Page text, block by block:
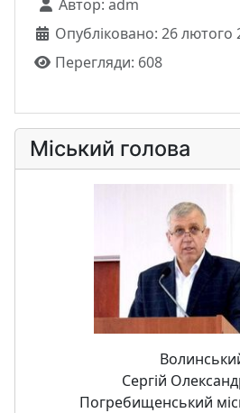
Автор: adm
Опубліковано: 26 лютого
Перегляди: 608
Міський голова
Сергій
Погребищенський